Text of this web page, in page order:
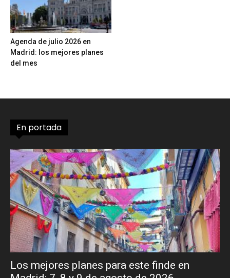
Agenda de julio 2026 en
Madrid: los mejores planes
del mes
En portada
Los mejores planes para este finde en